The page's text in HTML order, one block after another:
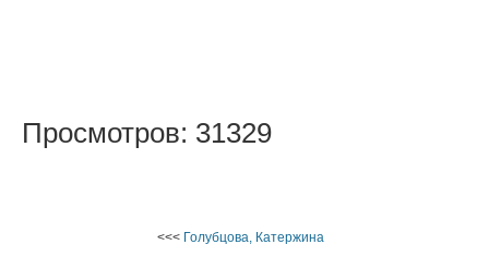
Просмотров: 31329
<<< Голубцова, Катержина